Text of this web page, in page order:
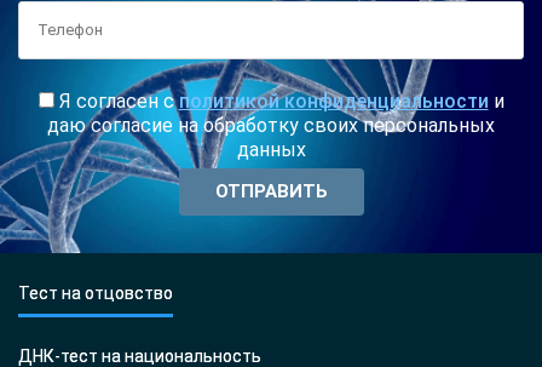
Я согласен сполитикой конфиденциальности и
даю согласие на обработку своих персональных
данных
Тест на отцовство
ДНК-тест на национальность